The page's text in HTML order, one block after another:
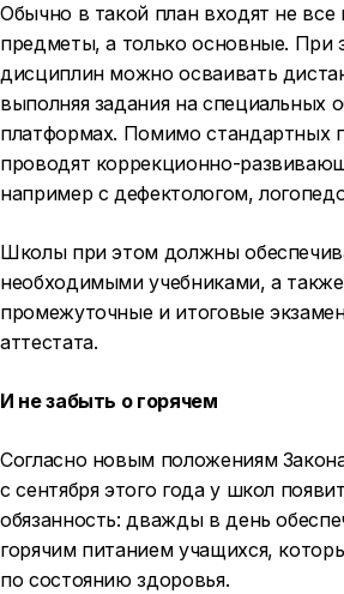
Обычно в такой план входят не
предметы, а только основные. При
дисциплин можно осваивать
выполняя задания на специальных
платформах. Помимо стандартных
проводят коррекционно-
например с дефектологом,
Школы при этом должны
необходимыми учебниками, а
промежуточные и итоговые
аттестата.
И не забыть о горячем
Согласно новым положениям
с сентября этого года у школ
обязанность: дважды в день
горячим питанием учащихся,
по состоянию здоровья.